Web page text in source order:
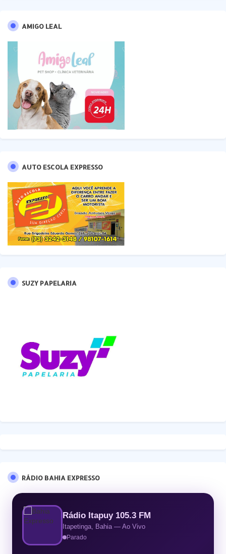
AMIGO LEAL
AUTO ESCOLA EXPRESSO
SUZY PAPELARIA
RÁDIO BAHIA EXPRESSO
Rádio Itapuy 105.3 FM
Itapetinga, Bahia — Ao Vivo
Parado